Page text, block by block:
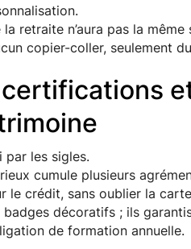
retraite n’aura pas la
copier-coller, seulement
certifications
par les sigles.
cumule plusieurs
le crédit, sans oublier la carte
décoratifs ; ils
de formation annuelle.